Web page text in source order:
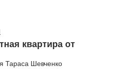
квартира от
Тараса Шевченко